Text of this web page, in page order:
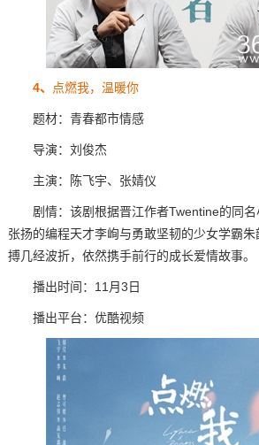
4、 点燃我，温暖你
题材：青春都市情感
导演：刘俊杰
主演：陈飞宇、张婧仪
剧情：该剧根据晋江作者Twentine的同
张扬的编程天才李峋与勇敢坚韧的少女学霸
搏几经波折，依然携手前行的成长爱情故事。
播出时间：11月3日
播出平台：优酷视频